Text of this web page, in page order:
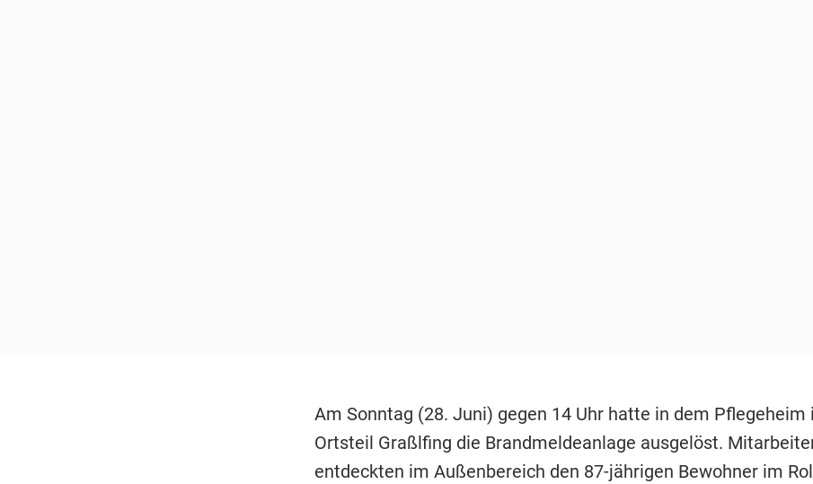
Am Sonntag (28. Juni) gegen 14 Uhr hatte in dem Pflegeheim
Ortsteil Graßlfing die Brandmeldeanlage ausgelöst.
entdeckten im Außenbereich den 87-jährigen Bewohner im